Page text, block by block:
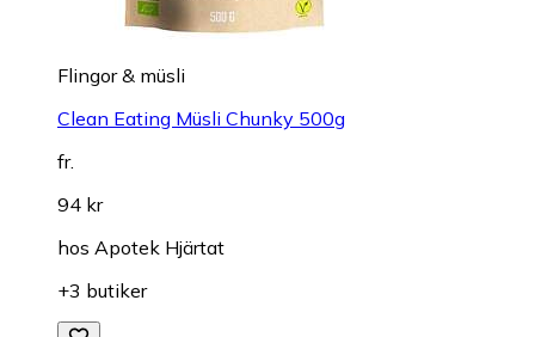
Flingor & müsli
Clean Eating Müsli Chunky 500g
fr.
94 kr
hos Apotek Hjärtat
+3 butiker